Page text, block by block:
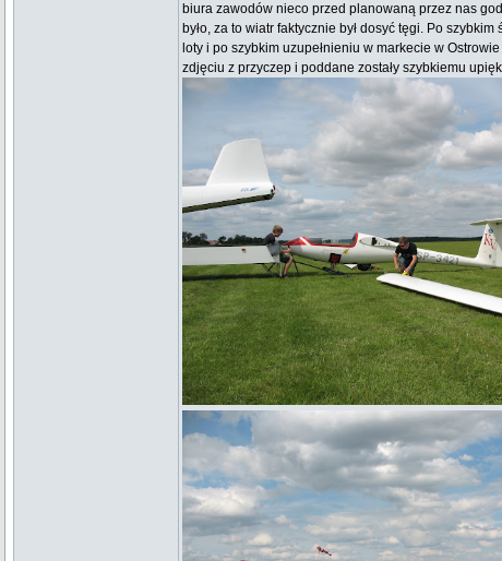
biura zawodów nieco przed planowaną przez nas
było, za to wiatr faktycznie był dosyć tęgi. Po
loty i po szybkim uzupełnieniu w markecie w
zdjęciu z przyczep i poddane zostały szybkiemu